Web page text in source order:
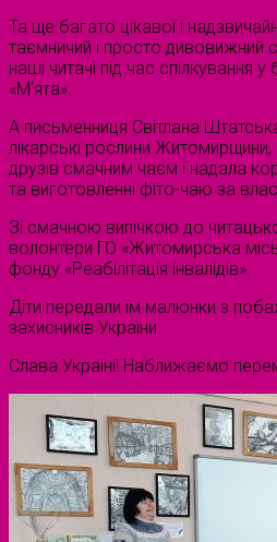
Та ще багато цікавої і
таємничий і просто дивовижний
наші читачі під час спілкування
«М’ята».
А письменниця Світлана
лікарські рослини Житомирщини,
друзів смачним чаєм і надала
та виготовленні фіто-чаю за
Зі смачною випічкою до
волонтери ГО «Житомирська
фонду «Реабілітація інвалідів».
Діти передали їм малюнки з
захисників України.
Слава Україні! Наближаємо